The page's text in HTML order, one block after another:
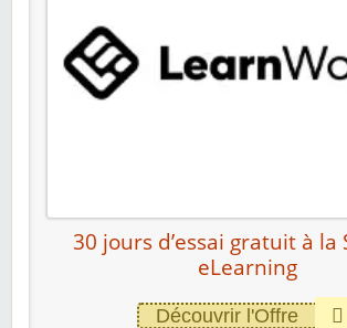
30 jours d’essai gratuit à la
eLearning
Découvrir l'Offre